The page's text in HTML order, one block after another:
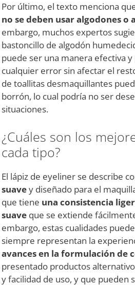
Por último, el texto menciona
no se deben usar algodones o
embargo, muchos expertos
bastoncillo de algodón
puede ser una manera efectiva
cualquier error sin afectar el
de toallitas desmaquillantes
borrón, lo cual podría no ser
situaciones.
¿Cuáles son los
cada tipo?
El lápiz de eyeliner se describe
suavey diseñado para el
que tiene una consistencia
suave que se extiende
embargo, estas cualidades
siempre representan la
avances en la formulación de
presentado productos
y facilidad de uso, y que pueden